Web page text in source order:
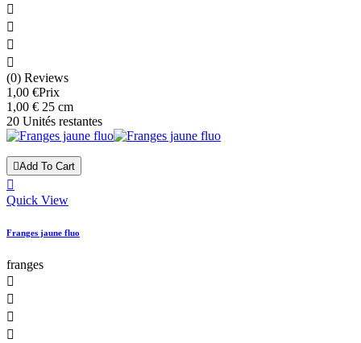




(0) Reviews
1,00 €Prix
1,00 € 25 cm
20 Unités restantes
Add To Cart

Quick View
Franges jaune fluo
franges



